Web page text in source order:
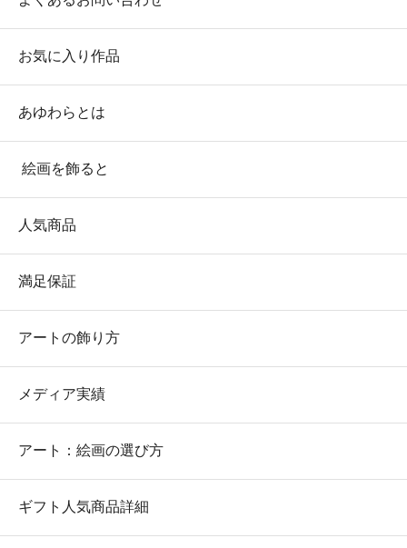
お気に入り作品
あゆわらとは
絵画を飾ると
人気商品
満足保証
アートの飾り方
メディア実績
アート：絵画の選び方
ギフト人気商品詳細